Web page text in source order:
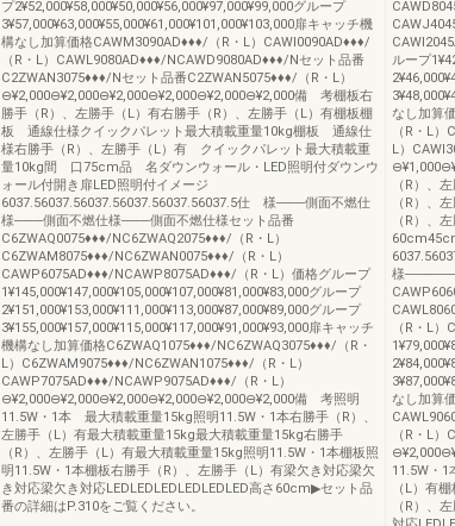
プ2¥52,000¥58,000¥50,000¥56,000¥97,000¥99,000グループ
3¥57,000¥63,000¥55,000¥61,000¥101,000¥103,000扉キャッチ機
構なし加算価格CAWM3090AD♦♦♦/（R・L）CAWI0090AD♦♦♦/
（R・L）CAWL9080AD♦♦♦/NCAWD9080AD♦♦♦/Nセット品番
C2ZWAN3075♦♦♦/Nセット品番C2ZWAN5075♦♦♦/（R・L）
⊖¥2,000⊖¥2,000⊖¥2,000⊖¥2,000⊖¥2,000⊖¥2,000備 考棚板右
勝手（R）、左勝手（L）有右勝手（R）、左勝手（L）有棚板棚
板 通線仕様クイックパレット最大積載重量10kg棚板 通線仕
様右勝手（R）、左勝手（L）有 クイックパレット最大積載重
量10kg間 口75cm品 名ダウンウォール・LED照明付ダウンウ
ォール付開き扉LED照明付イメージ
6037.56037.56037.56037.56037.56037.5仕 様───側面不燃仕
様───側面不燃仕様───側面不燃仕様セット品番
C6ZWAQ0075♦♦♦/NC6ZWAQ2075♦♦♦/（R・L）
C6ZWAM8075♦♦♦/NC6ZWAN0075♦♦♦/（R・L）
CAWP6075AD♦♦♦/NCAWP8075AD♦♦♦/（R・L）価格グループ
1¥145,000¥147,000¥105,000¥107,000¥81,000¥83,000グループ
2¥151,000¥153,000¥111,000¥113,000¥87,000¥89,000グループ
3¥155,000¥157,000¥115,000¥117,000¥91,000¥93,000扉キャッチ
機構なし加算価格C6ZWAQ1075♦♦♦/NC6ZWAQ3075♦♦♦/（R・
L）C6ZWAM9075♦♦♦/NC6ZWAN1075♦♦♦/（R・L）
CAWP7075AD♦♦♦/NCAWP9075AD♦♦♦/（R・L）
⊖¥2,000⊖¥2,000⊖¥2,000⊖¥2,000⊖¥2,000⊖¥2,000備 考照明
11.5W・1本 最大積載重量15kg照明11.5W・1本右勝手（R）、
左勝手（L）有最大積載重量15kg最大積載重量15kg右勝手
（R）、左勝手（L）有最大積載重量15kg照明11.5W・1本棚板照
明11.5W・1本棚板右勝手（R）、左勝手（L）有梁欠き対応梁欠
き対応梁欠き対応LEDLEDLEDLEDLEDLED高さ60cm▶セット品
番の詳細はP.310をご覧ください。
ループ
なし加算
（R・L
L）
（R）、
（R）、
（R）、
様
（R・L
なし加算
（R・L）
11.5W・1
（L）有
（R）、